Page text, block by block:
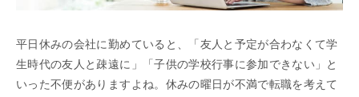
平日休みの会社に勤めていると、「友人と予定が合わなくて学
生時代の友人と疎遠に」「子供の学校行事に参加できない」と
いった不便がありますよね。休みの曜日が不満で転職を考えて